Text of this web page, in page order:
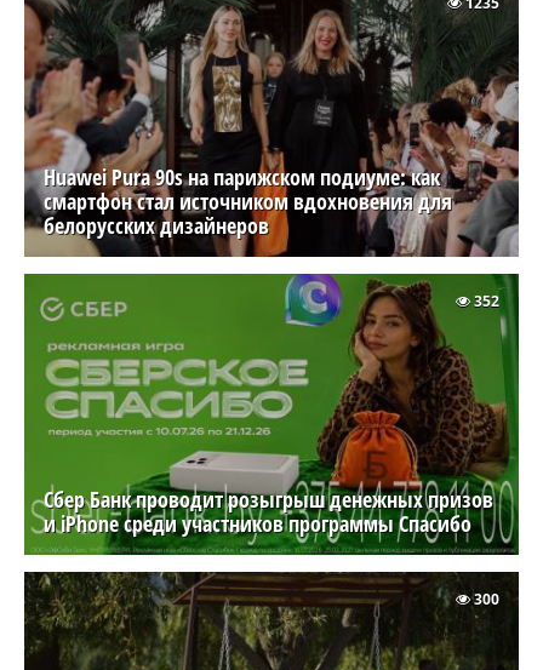
Huawei Pura 90s на парижском подиуме: как
смартфон стал источником вдохновения для
белорусских дизайнеров
Сбер Банк проводит розыгрыш денежных призов
и iPhone среди участников программы Спасибо
352
300